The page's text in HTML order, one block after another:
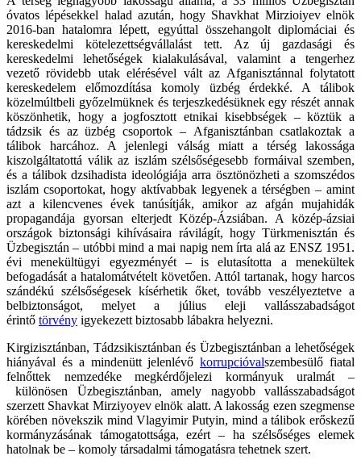
óvatos lépésekkel halad azután, hogy Shavkhat Mirzioiyev elnök
2016-ban hatalomra lépett, egyúttal összehangolt diplomáciai és
kereskedelmi kötelezettségvállalást tett. Az új gazdasági és
kereskedelmi lehetőségek kialakulásával, valamint a tengerhez
vezető rövidebb utak elérésével vált az Afganisztánnal folytatott
kereskedelem előmozdítása komoly üzbég érdekké. A tálibok
közelmúltbeli győzelmüknek és terjeszkedésüknek egy részét annak
köszönhetik, hogy a jogfosztott etnikai kisebbségek – köztük a
tádzsik és az üzbég csoportok – Afganisztánban csatlakoztak a
tálibok harcához. A jelenlegi válság miatt a térség lakossága
kiszolgáltatottá válik az iszlám szélsőségesebb formáival szemben,
és a tálibok dzsihadista ideológiája arra ösztönözheti a szomszédos
iszlám csoportokat, hogy aktívabbak legyenek a térségben – amint
azt a kilencvenes évek tanúsítják, amikor az afgán mujahidák
propagandája gyorsan elterjedt Közép-Ázsiában. A közép-ázsiai
országok biztonsági kihívásaira rávilágít, hogy Türkmenisztán és
Üzbegisztán – utóbbi mind a mai napig nem írta alá az ENSZ 1951.
évi menekültügyi egyezményét – is elutasította a menekültek
befogadását a hatalomátvételt követően. Attól tartanak, hogy harcos
szándékú szélsőségesek kísérhetik őket, tovább veszélyeztetve a
belbiztonságot, melyet a július eleji vallásszabadságot
érintő törvény igyekezett biztosabb lábakra helyezni.
Kirgizisztánban, Tádzsikisztánban és Üzbegisztánban a lehetőségek
hiányával és a mindenütt jelenlévőkorrupcióvalszembesülő fiatal
felnőttek nemzedéke megkérdőjelezi kormányuk uralmát –
különösen Üzbegisztánban, amely nagyobb vallásszabadságot
szerzett Shavkat Mirziyoyev elnök alatt. A lakosság ezen szegmense
körében növekszik mind Vlagyimir Putyin, mind a tálibok erőskezű
kormányzásának támogatottsága, ezért – ha szélsőséges elemek
hatolnak be – komoly társadalmi támogatásra tehetnek szert.